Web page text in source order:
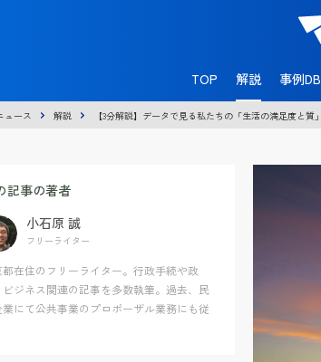
TOP 解説 事例DB
ュース 解説 【3分解説】データで見る私たちの「生活の満足度と質」
記事の著者
小石原 誠
フリーライター
都在住のフリーライター。行政手続や政
ビジネス関連の記事を多数執筆。過去、民
業にて公共事業のプロポーザル業務にも従